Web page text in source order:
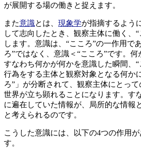
が展開する場の働きと捉えます。
また意識とは、 現象学が指摘するよう
して志向したとき、観察主体に働く、
します。意識は、“こころ”の一作用で
ろ”ではなく、意識＜“こころ”です。何
すなわち何かが何かを意識した瞬間、
行為をする主体と観察対象となる何か
ろ”」が分断されて、観察主体にとっ
世界が立ち顕れることになります。す
に遍在していた情報が、局所的な情報
と考えられるのです。
こうした意識には、以下の4つの作用
す。